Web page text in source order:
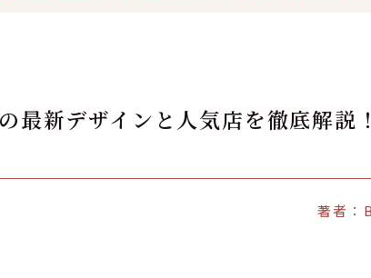
最新デザインと人気店を徹底解
著者：